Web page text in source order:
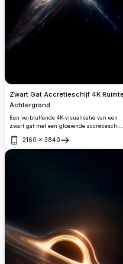
Zwart Gat Accretieschijf 4K
Achtergrond
Een verbluffende 4K-visualisatie van een
zwart gat met een gloeiende accretieschijf
relativistische stralen en gebogen licht
creëren een adembenemend kosmisch
2160 × 3840
Openen